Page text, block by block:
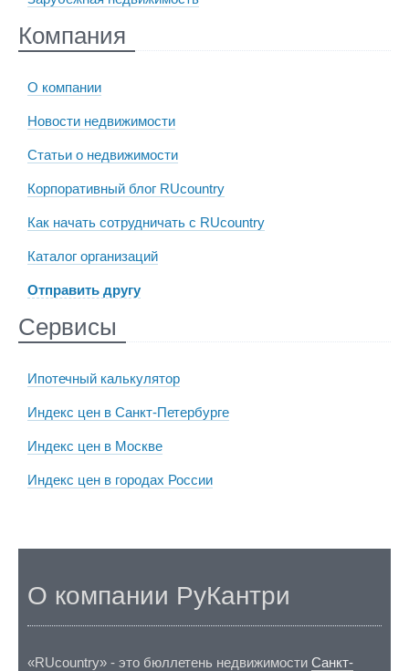
Компания
О компании
Новости недвижимости
Статьи о недвижимости
Корпоративный блог RUcountry
Как начать сотрудничать с RUcountry
Каталог организаций
Отправить другу
Сервисы
Ипотечный калькулятор
Индекс цен в Санкт-Петербурге
Индекс цен в Москве
Индекс цен в городах России
О компании РуКантри
«RUcountry» - это бюллетень недвижимости Санкт-